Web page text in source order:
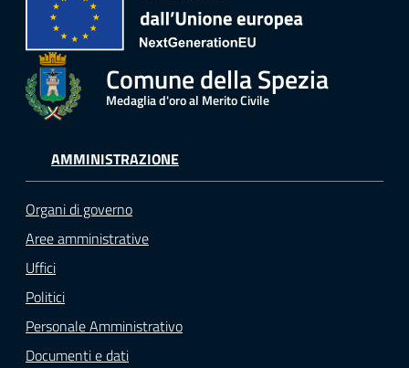
Comune della Spezia
Medaglia d'oro al Merito Civile
AMMINISTRAZIONE
Organi di governo
Aree amministrative
Uffici
Politici
Personale Amministrativo
Documenti e dati